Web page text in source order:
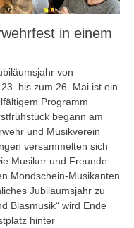
in einem
von
bis zum 26. Mai ist ein
Programm
begann am
und Musikverein
versammelten sich
Musiker und Freunde
Mondschein-Musikanten
Jubiläumsjahr zu
Blasmusik“ wird Ende
hinter